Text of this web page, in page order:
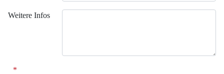
Weitere Infos
Kfz. / Anhänger Kennzeichen